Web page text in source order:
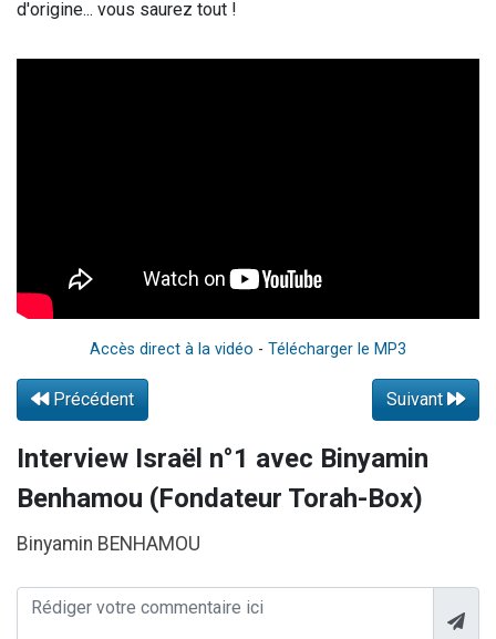
d'origine... vous saurez tout !
Accès direct à la vidéo - Télécharger le MP3
Précédent Suivant
Interview Israël n°1 avec Binyamin
Benhamou (Fondateur Torah-Box)
Binyamin BENHAMOU